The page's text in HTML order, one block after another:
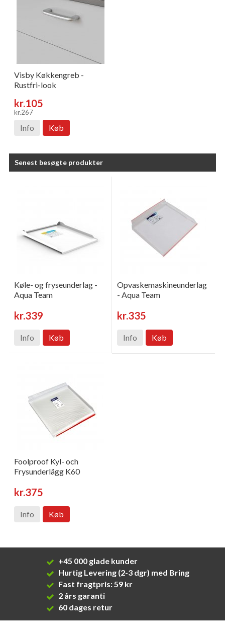
Visby Køkkengreb -
Rustfri-look
kr.105
kr.267
Info Køb
Senest besøgte produkter
Køle- og fryseunderlag -
Aqua Team
kr.339
Info Køb
Opvaskemaskineunderlag
- Aqua Team
kr.335
Info Køb
Foolproof Kyl- och
Frysunderlägg K60
kr.375
Info Køb
+45 000 glade kunder
Hurtig Levering (2-3 dgr) med Bring
Fast fragtpris: 59 kr
2 års garanti
60 dages retur